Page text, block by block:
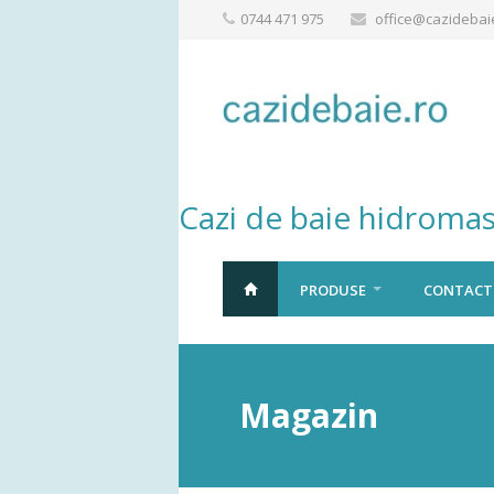
0744 471 975
Cazi de baie
PRODUSE CONTACT
Magazin